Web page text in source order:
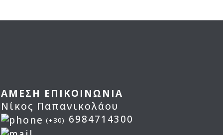
ΑΜΕΣΗ ΕΠΙΚΟΙΝΩΝΙΑ
Νίκος Παπανικολάου
(+30) 6984714300